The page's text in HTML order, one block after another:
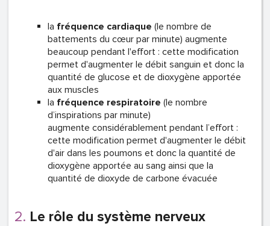
la fréquence cardiaque (le nombre de
battements du cœur par minute) augmente
beaucoup pendant l'effort : cette modification
permet d'augmenter le débit sanguin et donc la
quantité de glucose et de dioxygène apportée
aux muscles
la fréquence respiratoire (le nombre
d’inspirations par minute)
augmente considérablement pendant l’effort :
cette modification permet d'augmenter le débit
d'air dans les poumons et donc la quantité de
dioxygène apportée au sang ainsi que la
quantité de dioxyde de carbone évacuée
Le rôle du système nerveux